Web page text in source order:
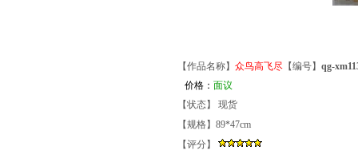
【作品名称】 众鸟高飞尽 【编号】 qg-
价格： 面议
【状态】 现货
【规格】89*47cm
【评分】